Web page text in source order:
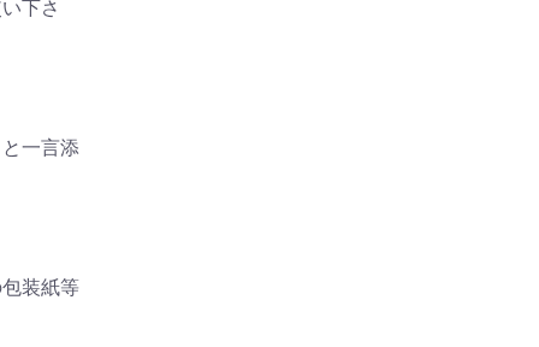
下さ
一言添
装紙等